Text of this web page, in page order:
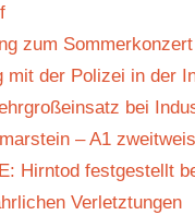
zum
mit der Polizei in der
bei
– A1
Hirntod festgestellt
Verletztungen